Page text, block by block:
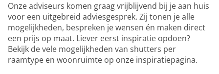
Onze adviseurs komen graag vrijblijvend bij je aan huis
voor een uitgebreid adviesgesprek. Zij tonen je alle
mogelijkheden, bespreken je wensen én maken direct
een prijs op maat. Liever eerst inspiratie opdoen?
Bekijk de vele mogelijkheden van shutters per
raamtype en woonruimte op onze inspiratiepagina.